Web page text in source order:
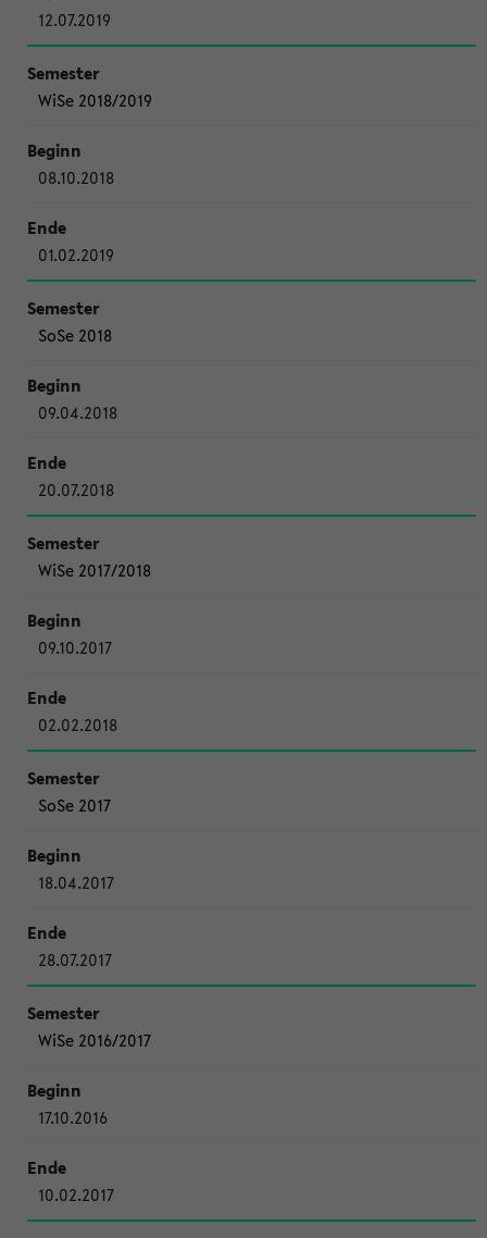
12.07.2019
WiSe 2018/2019
08.10.2018
01.02.2019
SoSe 2018
09.04.2018
20.07.2018
WiSe 2017/2018
09.10.2017
02.02.2018
SoSe 2017
18.04.2017
28.07.2017
WiSe 2016/2017
17.10.2016
10.02.2017